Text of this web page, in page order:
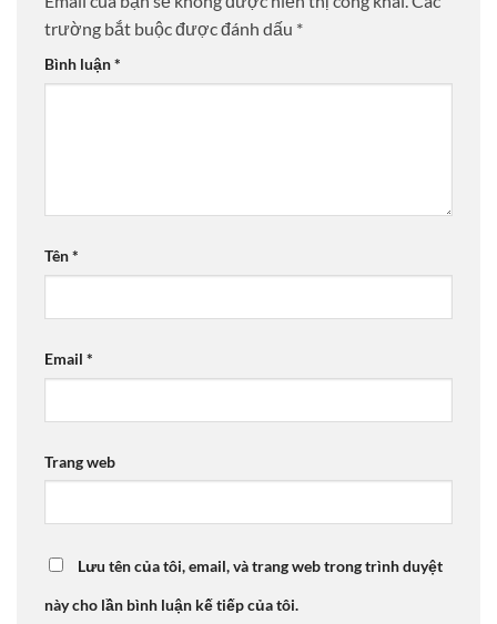
trường bắt buộc được đánh dấu *
Bình luận*
Tên*
Email *
Trang web
Lưu tên của tôi, email, và trang web trong trình duyệt
này cho lần bình luận kế tiếp của tôi.